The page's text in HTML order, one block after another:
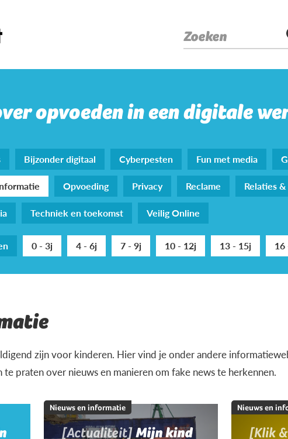
Zoeken
opvoeden in een digitale
Bijzonder digitaal Cyberpesten Fun met media
Opvoeding Privacy Reclame Relaties
Techniek en toekomst Veilig Online
0 - 3j 4 - 6j 7 - 9j 10 - 12j 13 - 15j 16
zijn voor kinderen. Hier vind je onder andere
praten over nieuws en manieren om fake news te herkennen.
Nieuws en informatie
[Actualiteit]Mijn kind
Nieuws en
[Klik